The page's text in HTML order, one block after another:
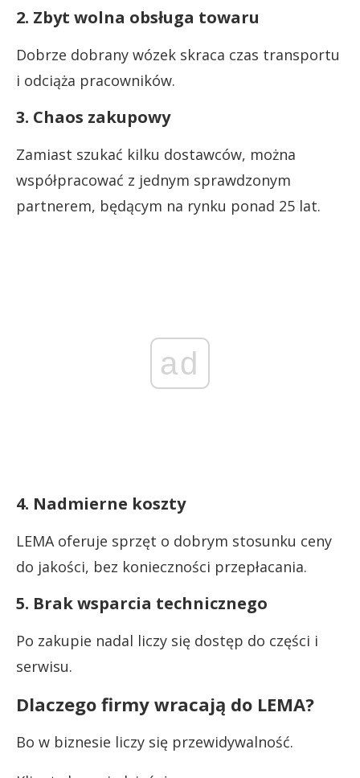
2. Zbyt wolna obsługa towaru
Dobrze dobrany wózek skraca czas transportu
i odciąża pracowników.
3. Chaos zakupowy
Zamiast szukać kilku dostawców, można
współpracować z jednym sprawdzonym
partnerem, będącym na rynku ponad 25 lat.
ad
4. Nadmierne koszty
LEMA oferuje sprzęt o dobrym stosunku ceny
do jakości, bez konieczności przepłacania.
5. Brak wsparcia technicznego
Po zakupie nadal liczy się dostęp do części i
serwisu.
Dlaczego firmy wracają do LEMA?
Bo w biznesie liczy się przewidywalność.